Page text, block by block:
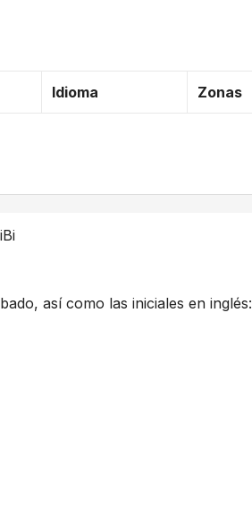
Idioma Zonas
así como las iniciales en inglés: